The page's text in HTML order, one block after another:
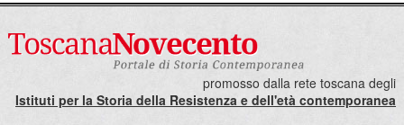
promosso dalla rete toscana degli
Istituti per la Storia della Resistenza e dell'età contemporanea